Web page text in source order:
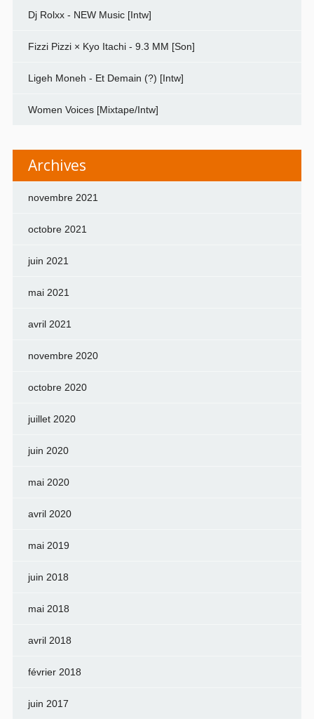
Dj Rolxx - NEW Music [Intw]
Fizzi Pizzi × Kyo Itachi - 9.3 MM [Son]
Ligeh Moneh - Et Demain (?) [Intw]
Women Voices [Mixtape/Intw]
Archives
novembre 2021
octobre 2021
juin 2021
mai 2021
avril 2021
novembre 2020
octobre 2020
juillet 2020
juin 2020
mai 2020
avril 2020
mai 2019
juin 2018
mai 2018
avril 2018
février 2018
juin 2017